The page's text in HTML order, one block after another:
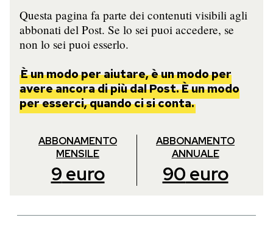
Questa pagina fa parte dei contenuti visibili agli
abbonati del Post. Se lo sei puoi accedere, se
non lo sei puoi esserlo.
È un modo per aiutare, è un modo per
avere ancora di più dal Post. È un modo
per esserci, quando ci si conta.
ABBONAMENTO
MENSILE
9 euro
ABBONAMENTO
ANNUALE
90 euro